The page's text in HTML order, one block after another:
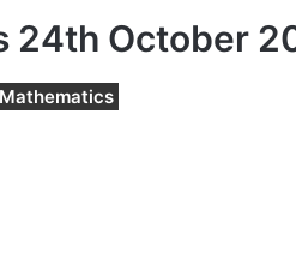
24th October